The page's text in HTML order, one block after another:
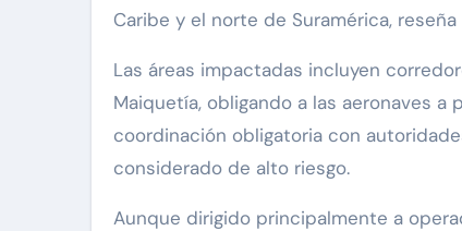
Caribe y el norte de Suramérica, reseña
Las áreas impactadas incluyen
Maiquetía, obligando a las aeronaves a
coordinación obligatoria con
considerado de alto riesgo.
Aunque dirigido principalmente a